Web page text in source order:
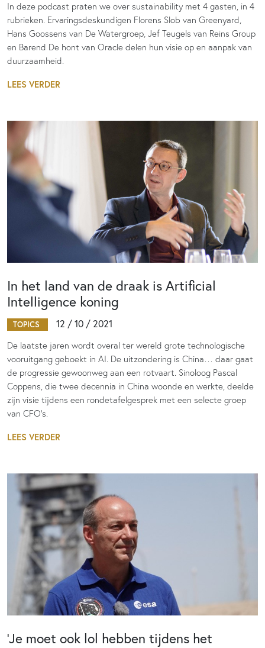
In deze podcast praten we over sustainability met 4 gasten, in 4
rubrieken. Ervaringsdeskundigen Florens Slob van Greenyard,
Hans Goossens van De Watergroep, Jef Teugels van Reins Group
en Barend De hont van Oracle delen hun visie op en aanpak van
duurzaamheid.
LEES VERDER
In het land van de draak is Artificial
Intelligence koning
TOPICS 12 / 10 / 2021
De laatste jaren wordt overal ter wereld grote technologische
vooruitgang geboekt in AI. De uitzondering is China… daar gaat
de progressie gewoonweg aan een rotvaart. Sinoloog Pascal
Coppens, die twee decennia in China woonde en werkte, deelde
zijn visie tijdens een rondetafelgesprek met een selecte groep
van CFO's.
LEES VERDER
‘Je moet ook lol hebben tijdens het